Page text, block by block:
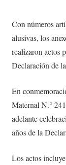
Con números
alusivas, los
realizaron actos
Declaración de
En
Maternal N.°
adelante
años de la
Los actos